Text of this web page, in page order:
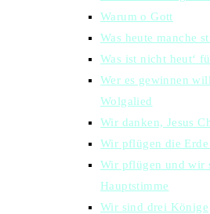
Warum o Gott
Was heute manche
Was ist nicht heut‘
Wer es gewinnen
Wolgalied
Wir danken, Jesus
Wir pflügen die
Wir pflügen und wir
Hauptstimme
Wir sind drei Könige